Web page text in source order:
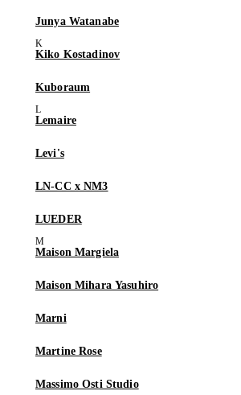
Junya Watanabe
Kiko Kostadinov
Kuboraum
Lemaire
Levi's
LN-CC x NM3
LUEDER
Maison Margiela
Maison Mihara Yasuhiro
Marni
Martine Rose
Massimo Osti Studio